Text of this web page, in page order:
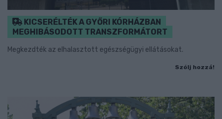
KICSERÉLTÉK A GYŐRI KÓRHÁZBAN
MEGHIBÁSODOTT TRANSZFORMÁTORT
Megkezdték az elhalasztott egészségügyi ellátásokat.
Szólj hozzá!